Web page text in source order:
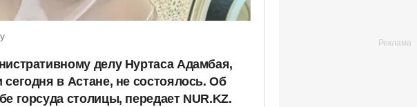
делу Нуртаса Адамбая,
в Астане, не состоялось. Об
горсуда столицы, передает NUR.KZ.